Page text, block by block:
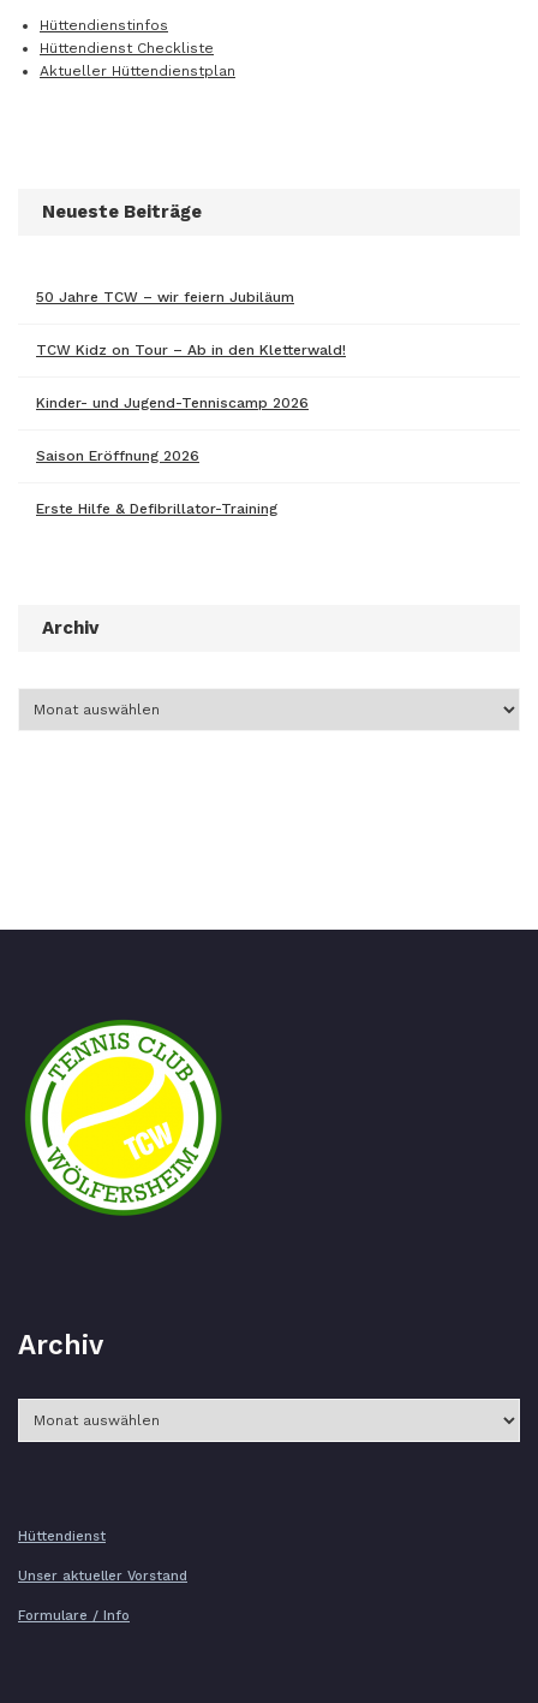
Hüttendienstinfos
Hüttendienst Checkliste
Aktueller Hüttendienstplan
Neueste Beiträge
50 Jahre TCW – wir feiern Jubiläum
TCW Kidz on Tour – Ab in den Kletterwald!
Kinder- und Jugend-Tenniscamp 2026
Saison Eröffnung 2026
Erste Hilfe & Defibrillator-Training
Archiv
Archiv
Hüttendienst
Unser aktueller Vorstand
Formulare / Info